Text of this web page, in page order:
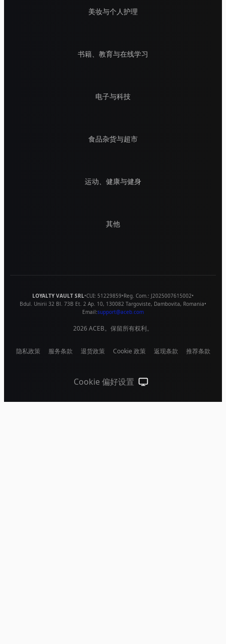
美妆与个人护理
书籍、教育与在线学习
电子与科技
食品杂货与超市
运动、健康与健身
其他
LOYALTY VAULT SRL•CUI: 51229859•Reg. Com.: J2025007615002•
Bdul. Unirii 32 Bl. 73B Et. 2 Ap. 10, 130082 Targoviste, Dambovita, Romania•
Email:support@aceb.com
2026ACEB。保留所有权利。
隐私政策 服务条款 退货政策 Cookie 政策 返现条款 推荐条款
Cookie 偏好设置 跟随系统（点击切换到浅色